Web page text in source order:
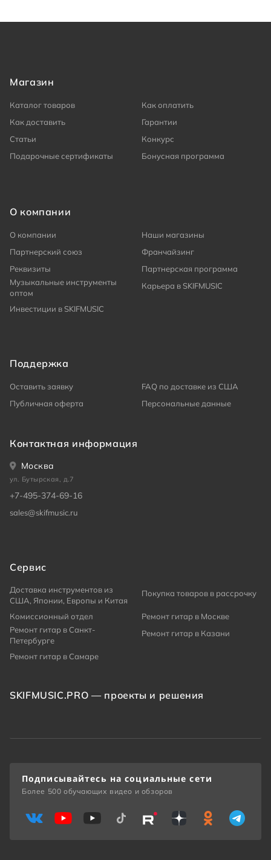
Магазин
Каталог товаров
Как оплатить
Как доставить
Гарантии
Статьи
Конкурс
Подарочные сертификаты
Бонусная программа
О компании
О компании
Наши магазины
Партнерский союз
Франчайзинг
Реквизиты
Партнерская программа
Музыкальные инструменты
оптом
Карьера в SKIFMUSIC
Инвестиции в SKIFMUSIC
Поддержка
Оставить заявку
FAQ по доставке из США
Публичная оферта
Персональные данные
Контактная информация
Москва
ул. Бутырская, д.7
+7-495-374-69-16
sales@skifmusic.ru
Сервис
Доставка инструментов из
США, Японии, Европы и Китая
Покупка товаров в рассрочку
Комиссионный отдел
Ремонт гитар в Москве
Ремонт гитар в Санкт-
Петербурге
Ремонт гитар в Казани
Ремонт гитар в Самаре
SKIFMUSIC.PRO — проекты и решения
Подписывайтесь на социальные сети
Более 500 обучающих видео и обзоров